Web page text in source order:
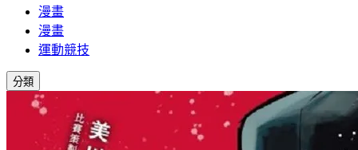
漫畫
漫畫
運動競技
分類